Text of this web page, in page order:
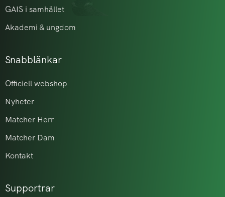
GAIS i samhället
Akademi & ungdom
Snabblänkar
Officiell webshop
Nyheter
Matcher Herr
Matcher Dam
Kontakt
Supportrar